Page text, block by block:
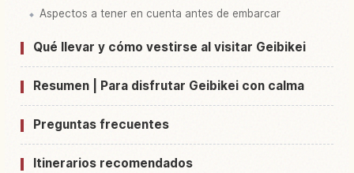
Aspectos a tener en cuenta antes de embarcar
Qué llevar y cómo vestirse al visitar Geibikei
Resumen | Para disfrutar Geibikei con calma
Preguntas frecuentes
Itinerarios recomendados